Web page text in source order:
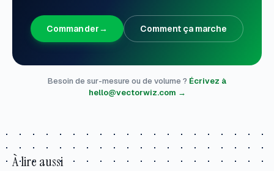
Commander→ Comment ça marche
Besoin de sur-mesure ou de volume ? Écrivez à
hello@vectorwiz.com →
À lire aussi